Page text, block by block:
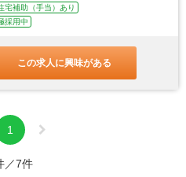
宅補助（手当）あり
採用中
この求人に興味がある
1
／7件